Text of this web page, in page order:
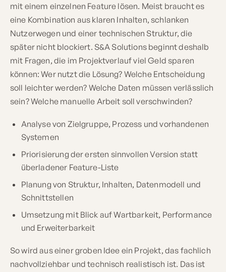
mit einem einzelnen Feature lösen. Meist braucht es
eine Kombination aus klaren Inhalten, schlanken
Nutzerwegen und einer technischen Struktur, die
später nicht blockiert. S&A Solutions beginnt deshalb
mit Fragen, die im Projektverlauf viel Geld sparen
können: Wer nutzt die Lösung? Welche Entscheidung
soll leichter werden? Welche Daten müssen verlässlich
sein? Welche manuelle Arbeit soll verschwinden?
Analyse von Zielgruppe, Prozess und vorhandenen
Systemen
Priorisierung der ersten sinnvollen Version statt
überladener Feature-Liste
Planung von Struktur, Inhalten, Datenmodell und
Schnittstellen
Umsetzung mit Blick auf Wartbarkeit, Performance
und Erweiterbarkeit
So wird aus einer groben Idee ein Projekt, das fachlich
nachvollziehbar und technisch realistisch ist. Das ist